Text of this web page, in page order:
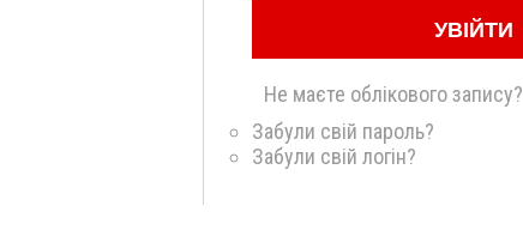
УВІЙТИ
Не маєте облікового запису?
Забули свій пароль?
Забули свій логін?